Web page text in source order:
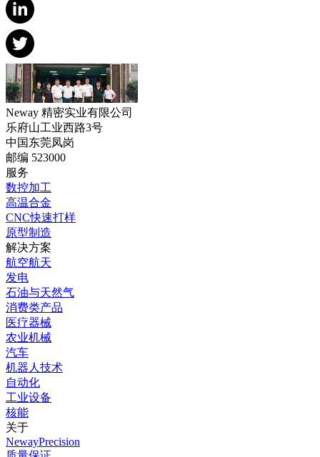
Neway 精密实业有限公司
乐府山工业西路3号
中国东莞凤岗
邮编 523000
服务
数控加工
高温合金
CNC快速打样
原型制造
解决方案
航空航天
发电
石油与天然气
消费类产品
医疗器械
农业机械
汽车
机器人技术
自动化
工业设备
核能
关于
NewayPrecision